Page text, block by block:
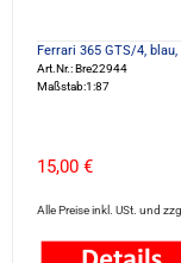
Ferrari 365 GTS/4,
Art.Nr.: Bre22944
Maßstab:1:87
15,00 €
Alle Preise inkl. USt. und